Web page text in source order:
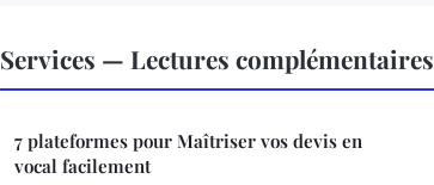
Services — Lectures complémentaires
7 plateformes pour Maîtriser vos devis en
vocal facilement